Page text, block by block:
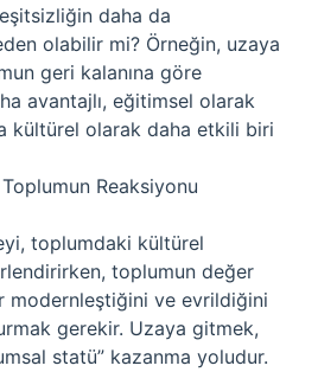
daha da
olabilir mi? Örneğin, uzaya
geri kalanına göre
avantajlı, eğitimsel olarak
kültürel olarak daha etkili biri
Reaksiyonu
toplumdaki kültürel
toplumun değer
modernleştiğini ve evrildiğini
gerekir. Uzaya gitmek,
statü” kazanma yoludur.